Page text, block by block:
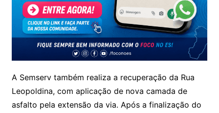
A Semserv também realiza a recuperação da Rua
Leopoldina, com aplicação de nova camada de
asfalto pela extensão da via. Após a finalização do